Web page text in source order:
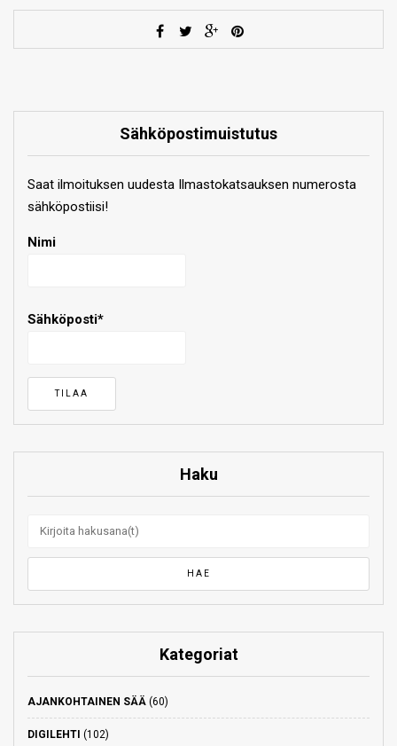
Sähköpostimuistutus
Saat ilmoituksen uudesta Ilmastokatsauksen numerosta
sähköpostiisi!
Nimi
Sähköposti*
Haku
Kategoriat
AJANKOHTAINEN SÄÄ (60)
DIGILEHTI (102)